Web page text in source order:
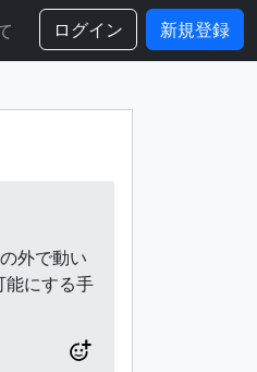
ログイン
新規登録
外で動い
能にする手